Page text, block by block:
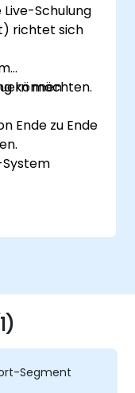
Schulung
richtet sich
möchten.
können
Ende zu Ende
Segment